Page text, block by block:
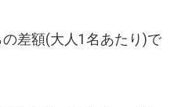
差額(大人1名あたり)で